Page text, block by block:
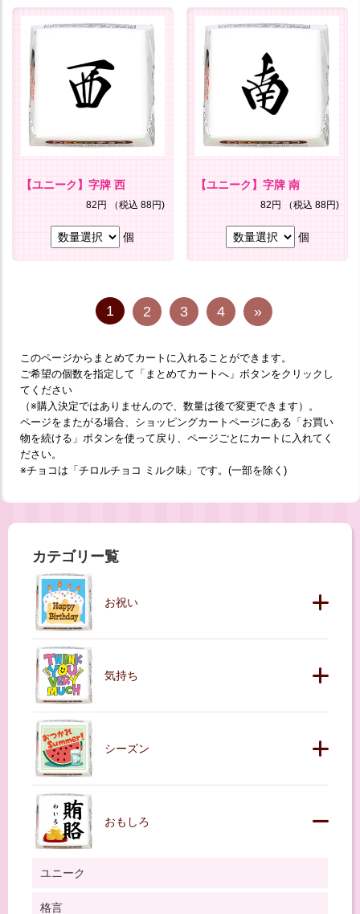
【ユニーク】字牌 西
82円 （税込 88円)
個
【ユニーク】字牌 南
82円 （税込 88円)
個
1 2 3 4 »
このページからまとめてカートに入れることができます。
ご希望の個数を指定して「まとめてカートへ」ボタンをクリックし
てください
（※購入決定ではありませんので、数量は後で変更できます）。
ページをまたがる場合、ショッピングカートページにある「お買い
物を続ける」ボタンを使って戻り、ページごとにカートに入れてく
ださい。
※チョコは「チロルチョコ ミルク味」です。(一部を除く)
カテゴリー覧
お祝い
気持ち
シーズン
おもしろ
ユニーク
格言